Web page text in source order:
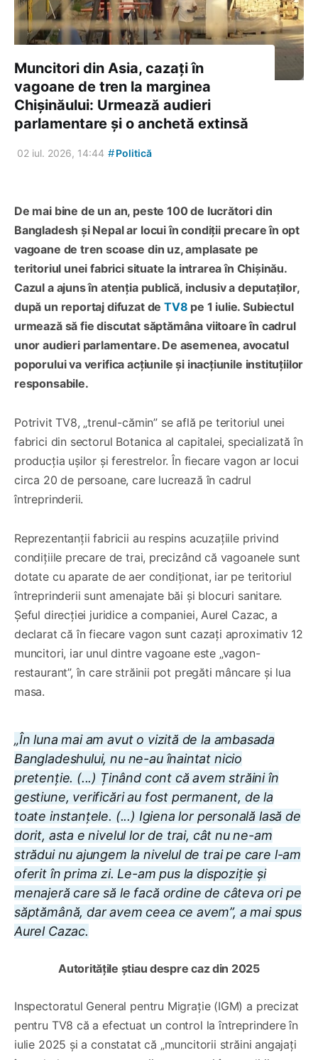
Muncitori din Asia, cazați în
vagoane de tren la marginea
Chișinăului: Urmează audieri
parlamentare și o anchetă extinsă
02 iul. 2026, 14:44 #Politică
De mai bine de un an, peste 100 de lucrători din
Bangladesh și Nepal ar locui în condiții precare în opt
vagoane de tren scoase din uz, amplasate pe
teritoriul unei fabrici situate la intrarea în Chișinău.
Cazul a ajuns în atenția publică, inclusiv a deputaților,
după un reportaj difuzat de TV8 pe 1 iulie. Subiectul
urmează să fie discutat săptămâna viitoare în cadrul
unor audieri parlamentare. De asemenea, avocatul
poporului va verifica acțiunile și inacțiunile instituțiilor
responsabile.
Potrivit TV8, „trenul-cămin” se află pe teritoriul unei
fabrici din sectorul Botanica al capitalei, specializată în
producția ușilor și ferestrelor. În fiecare vagon ar locui
circa 20 de persoane, care lucrează în cadrul
întreprinderii.
Reprezentanții fabricii au respins acuzațiile privind
condițiile precare de trai, precizând că vagoanele sunt
dotate cu aparate de aer condiționat, iar pe teritoriul
întreprinderii sunt amenajate băi și blocuri sanitare.
Șeful direcției juridice a companiei, Aurel Cazac, a
declarat că în fiecare vagon sunt cazați aproximativ 12
muncitori, iar unul dintre vagoane este „vagon-
restaurant”, în care străinii pot pregăti mâncare și lua
masa.
„În luna mai am avut o vizită de la ambasada
Bangladeshului, nu ne-au înaintat nicio
pretenție. (...) Ținând cont că avem străini în
gestiune, verificări au fost permanent, de la
toate instanțele. (...) Igiena lor personală lasă de
dorit, asta e nivelul lor de trai, cât nu ne-am
strădui nu ajungem la nivelul de trai pe care l-am
oferit în prima zi. Le-am pus la dispoziție și
menajeră care să le facă ordine de câteva ori pe
săptămână, dar avem ceea ce avem”, a mai spus
Aurel Cazac.
Autoritățile știau despre caz din 2025
Inspectoratul General pentru Migrație (IGM) a precizat
pentru TV8 că a efectuat un control la întreprindere în
iulie 2025 și a constatat că „muncitorii străini angajați